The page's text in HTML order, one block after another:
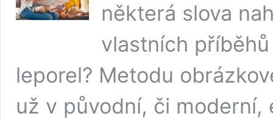
některá slova
vlastních
leporel? Metodu
už v původní, či moderní,